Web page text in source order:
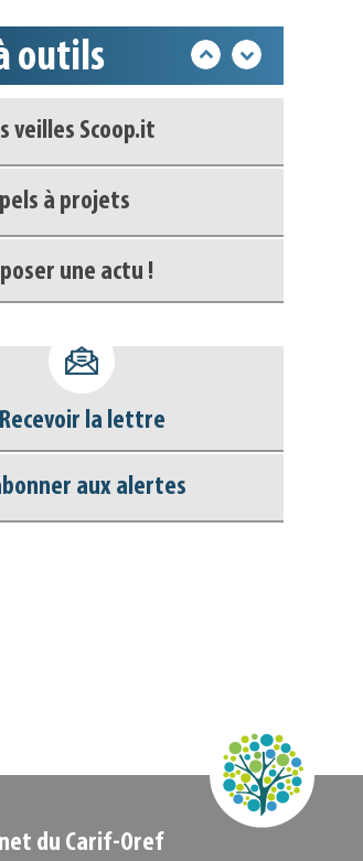
outils
documentaire
veilles Scoop.it
à projets
une actu !
documentaire
veilles Scoop.it
Recevoir la lettre
aux alertes
du Carif-Oref